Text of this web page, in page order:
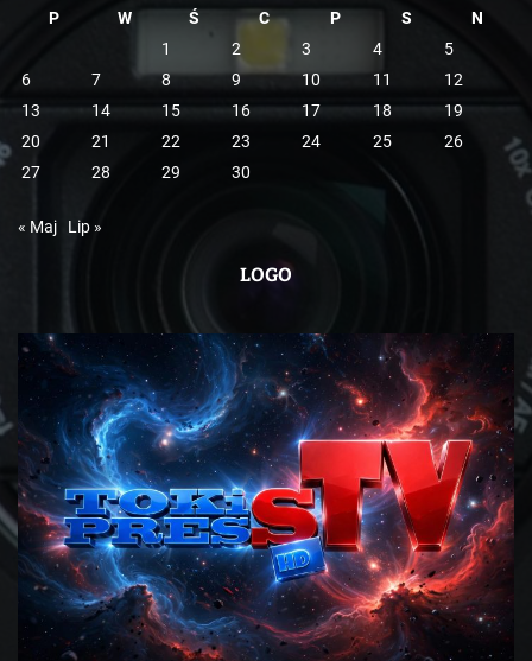
P
W Ś C P S
N
1
2 3 4
5
6
7 8 9 10 11
12
13
14 15 16 17 18
19
20
21 22 23 24 25
26
27
28 29 30
« Maj Lip »
LOGO